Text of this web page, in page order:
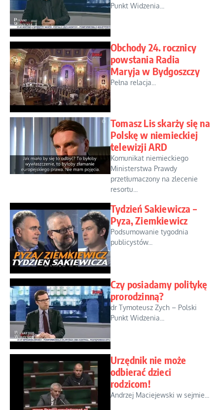
Punkt Widzenia...
Obchody 24. rocznicy
powstania Radia
Maryja w Bydgoszczy
Pełna relacja...
Tomasz Lis skarży się na
Polskę w niemieckiej
telewizji ARD
Komunikat niemieckiego
Ministerstwa Prawdy
przetłumaczony na zlecenie
resortu...
Tydzień Sakiewicza –
Pyza, Ziemkiewicz
Podsumowanie tygodnia
publicystów...
Czy posiadamy politykę
prorodzinną?
dr Tymoteusz Zych – Polski
Punkt Widzenia...
Urzędnik nie może
odbierać dzieci
rodzicom!
Andrzej Maciejewski w sejmie...